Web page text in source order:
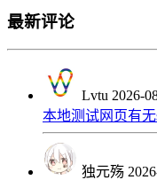
最新评论
Lvtu 2026-
本地测试网页有无
独元殇